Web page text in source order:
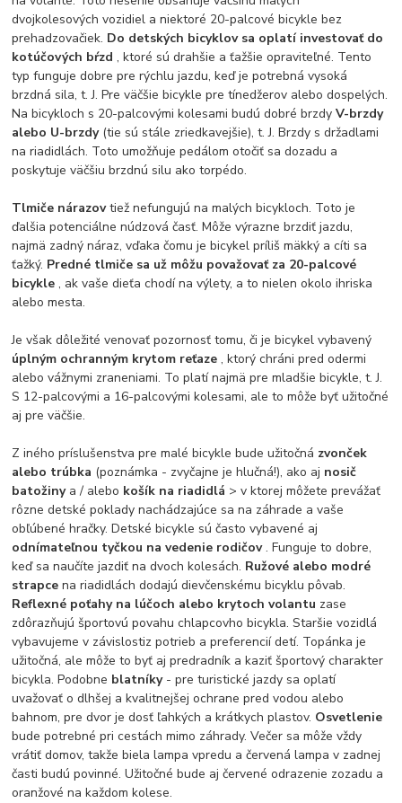
dvojkolesových vozidiel a niektoré 20-palcové bicykle bez
prehadzovačiek. Do detských bicyklov sa oplatí investovať do
kotúčových bŕzd, ktoré sú drahšie a ťažšie opraviteľné. Tento
typ funguje dobre pre rýchlu jazdu, keď je potrebná vysoká
brzdná sila, t. J. Pre väčšie bicykle pre tínedžerov alebo dospelých.
Na bicykloch s 20-palcovými kolesami budú dobré brzdyV-brzdy
alebo U-brzdy (tie sú stále zriedkavejšie), t. J. Brzdy s držadlami
na riadidlách. Toto umožňuje pedálom otočiť sa dozadu a
poskytuje väčšiu brzdnú silu ako torpédo.
Tlmiče nárazovtiež nefungujú na malých bicykloch. Toto je
ďalšia potenciálne núdzová časť. Môže výrazne brzdiť jazdu,
najmä zadný náraz, vďaka čomu je bicykel príliš mäkký a cíti sa
ťažký. Predné tlmiče sa už môžu považovať za 20-palcové
bicykle, ak vaše dieťa chodí na výlety, a to nielen okolo ihriska
alebo mesta.
Je však dôležité venovať pozornosť tomu, či je bicykel vybavený
úplným ochranným krytom reťaze, ktorý chráni pred odermi
alebo vážnymi zraneniami. To platí najmä pre mladšie bicykle, t. J.
S 12-palcovými a 16-palcovými kolesami, ale to môže byť užitočné
aj pre väčšie.
Z iného príslušenstva pre malé bicykle bude užitočná zvonček
alebo trúbka (poznámka - zvyčajne je hlučná!), ako aj nosič
batožiny a / alebo košík na riadidlá > v ktorej môžete prevážať
rôzne detské poklady nachádzajúce sa na záhrade a vaše
obľúbené hračky. Detské bicykle sú často vybavené aj
odnímateľnou tyčkou na vedenie rodičov. Funguje to dobre,
keď sa naučíte jazdiť na dvoch kolesách. Ružové alebo modré
strapcena riadidlách dodajú dievčenskému bicyklu pôvab.
Reflexné poťahy na lúčoch alebo krytoch volantu zase
zdôrazňujú športovú povahu chlapcovho bicykla. Staršie vozidlá
vybavujeme v závislostiz potrieb a preferencií detí. Topánka je
užitočná, ale môže to byť aj predradník a kaziť športový charakter
bicykla. Podobne blatníky - pre turistické jazdy sa oplatí
uvažovať o dlhšej a kvalitnejšej ochrane pred vodou alebo
bahnom, pre dvor je dosť ľahkých a krátkych plastov. Osvetlenie
bude potrebné pri cestách mimo záhrady. Večer sa môže vždy
vrátiť domov, takže biela lampa vpredu a červená lampa v zadnej
časti budú povinné. Užitočné bude aj červené odrazenie zozadu a
oranžové na každom kolese.